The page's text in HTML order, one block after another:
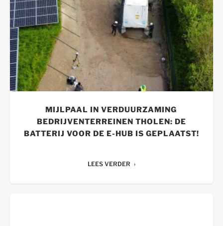
MIJLPAAL IN VERDUURZAMING
BEDRIJVENTERREINEN THOLEN: DE
BATTERIJ VOOR DE E-HUB IS GEPLAATST!
LEES VERDER